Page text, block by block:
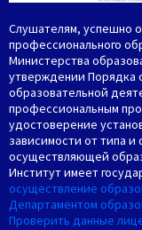
Слушателям, успешно
профессионального
Министерства
утверждении Порядка
образовательной
профессиональным
удостоверение
зависимости от типа
осуществляющей
Институт имеет
осуществление
Департаментом
Проверить данные